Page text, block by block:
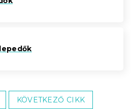
KÖVETKEZŐ CIKK